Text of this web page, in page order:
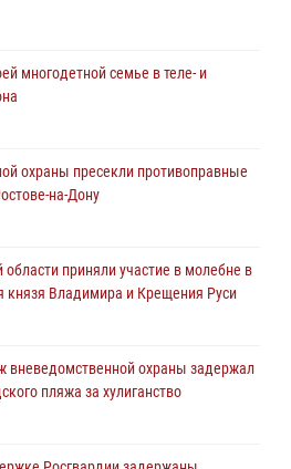
вневедомственной охраны задержал
охраны пресекли противоправные
взрывотехников прошел в
многодетной семье в теле- и
охраны пресекли противоправные
на-Дону
приняли участие в молебне в
князя Владимира и Крещения Руси
вневедомственной охраны задержал
пляжа за хулиганство